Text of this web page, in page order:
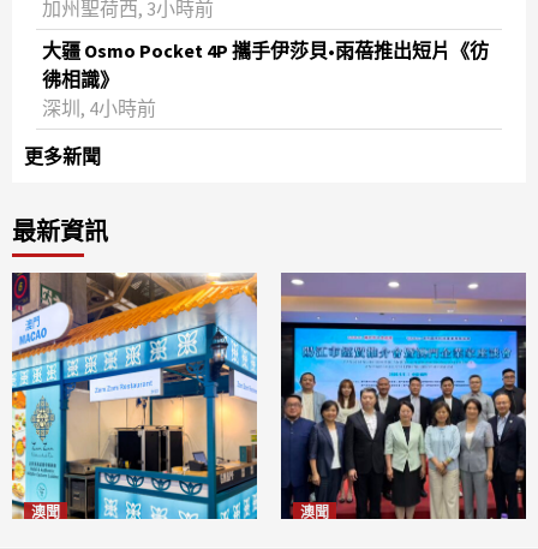
加州聖荷西, 3小時前
大疆 Osmo Pocket 4P 攜手伊莎貝•雨蓓推出短片《彷
彿相識》
深圳, 4小時前
更多新聞
最新資訊
澳聞 澳聞